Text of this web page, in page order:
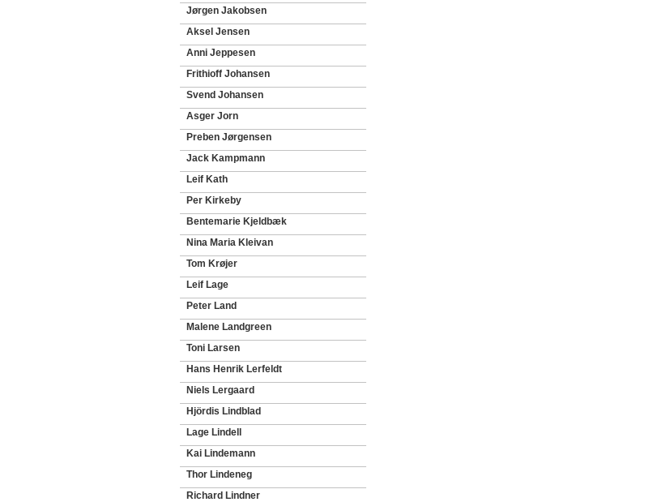
Jørgen Jakobsen
Aksel Jensen
Anni Jeppesen
Frithioff Johansen
Svend Johansen
Asger Jorn
Preben Jørgensen
Jack Kampmann
Leif Kath
Per Kirkeby
Bentemarie Kjeldbæk
Nina Maria Kleivan
Tom Krøjer
Leif Lage
Peter Land
Malene Landgreen
Toni Larsen
Hans Henrik Lerfeldt
Niels Lergaard
Hjördis Lindblad
Lage Lindell
Kai Lindemann
Thor Lindeneg
Richard Lindner